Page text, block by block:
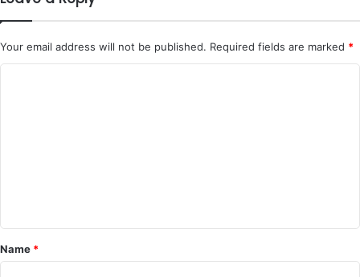
Your email address will not be published. Required fields are marked *
*
Name *